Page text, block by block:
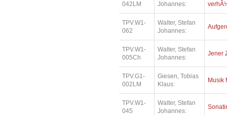
042LM
Johannes:
TPV.W1-
062
Walter, Stefan
Johannes:
TPV.W1-
005Ch
Walter, Stefan
Johannes:
Jener
TPV.G1-
002LM
Giesen, Tobias
Klaus:
Musik
TPV.W1-
045
Walter, Stefan
Johannes: